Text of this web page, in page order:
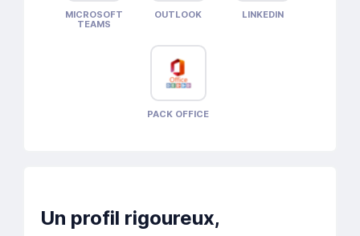
MICROSOFT
TEAMS
OUTLOOK LINKEDIN
PACK OFFICE
Un profil rigoureux,